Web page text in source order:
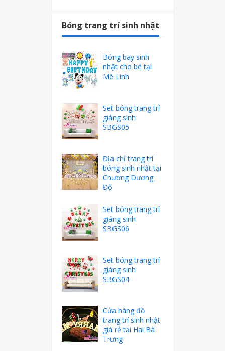
Bóng trang trí sinh nhật
Bóng bay sinh
nhật cho bé tại
Mê Linh
Set bóng trang trí
giáng sinh
SBGS05
Địa chỉ trang trí
bóng sinh nhật tại
Chương Dương
Độ
Set bóng trang trí
giáng sinh
SBGS06
Set bóng trang trí
giáng sinh
SBGS04
Cửa hàng đồ
trang trí sinh nhật
giá rẻ tại Hai Bà
Trưng